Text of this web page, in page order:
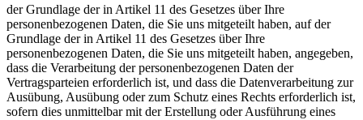
der Grundlage der in Artikel 11 des Gesetzes über Ihre
personenbezogenen Daten, die Sie uns mitgeteilt haben, auf der
Grundlage der in Artikel 11 des Gesetzes über Ihre
personenbezogenen Daten, die Sie uns mitgeteilt haben, angegeben,
dass die Verarbeitung der personenbezogenen Daten der
Vertragsparteien erforderlich ist, und dass die Datenverarbeitung zur
Ausübung, Ausübung oder zum Schutz eines Rechts erforderlich ist,
sofern dies unmittelbar mit der Erstellung oder Ausführung eines